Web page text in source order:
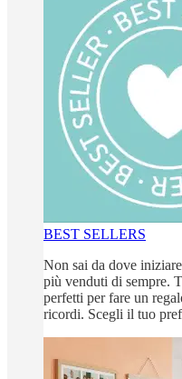
BEST SELLERS
Non sai da dove
più venduti di sempre.
perfetti per fare un
ricordi. Scegli il tuo